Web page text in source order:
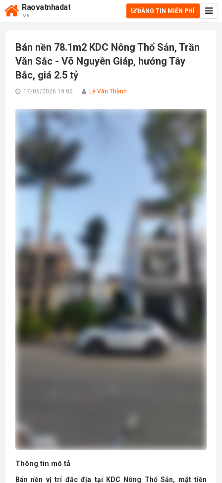
Raovatnhadat
.vn
ĐĂNG TIN MIỄN PHÍ
Bán nền 78.1m2 KDC Nông Thổ Sản, Trần
Văn Sắc - Võ Nguyên Giáp, hướng Tây
Bắc, giá 2.5 tỷ
17/06/2026 19:02 Lê Văn Thành
Thông tin mô tả
Bán nền vị trí đắc địa tại KDC Nông Thổ Sản, mặt tiền